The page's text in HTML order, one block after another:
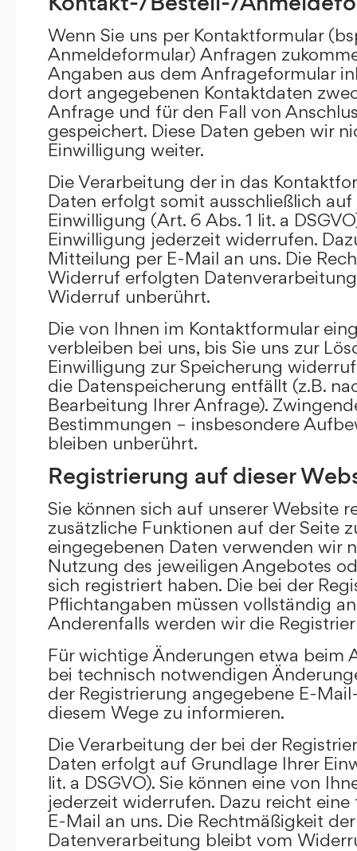
Wenn Sie uns per Kontaktformular
Anmeldeformular) Anfragen
Angaben aus dem Anfrageformular
dort angegebenen Kontaktdaten
Anfrage und für den Fall von
gespeichert. Diese Daten geben wir
Einwilligung weiter.
Die Verarbeitung der in das
Daten erfolgt somit ausschließlich
Einwilligung (Art. 6 Abs. 1 lit. a
Einwilligung jederzeit widerrufen.
Mitteilung per E-Mail an uns. Die
Widerruf erfolgten
Widerruf unberührt.
Die von Ihnen im Kontaktformular
verbleiben bei uns, bis Sie uns zur
Einwilligung zur Speicherung
die Datenspeicherung entfällt (z.B.
Bearbeitung Ihrer Anfrage).
Bestimmungen – insbesondere
bleiben unberührt.
Registrierung auf dieser
Sie können sich auf unserer Website
zusätzliche Funktionen auf der Seite
eingegebenen Daten verwenden wir
Nutzung des jeweiligen Angebotes
sich registriert haben. Die bei der
Pflichtangaben müssen vollständig
Anderenfalls werden wir die
Für wichtige Änderungen etwa beim
bei technisch notwendigen
der Registrierung angegebene E-
diesem Wege zu informieren.
Die Verarbeitung der bei der
Daten erfolgt auf Grundlage Ihrer
lit. a DSGVO). Sie können eine von
jederzeit widerrufen. Dazu reicht
E-Mail an uns. Die Rechtmäßigkeit
Datenverarbeitung bleibt vom